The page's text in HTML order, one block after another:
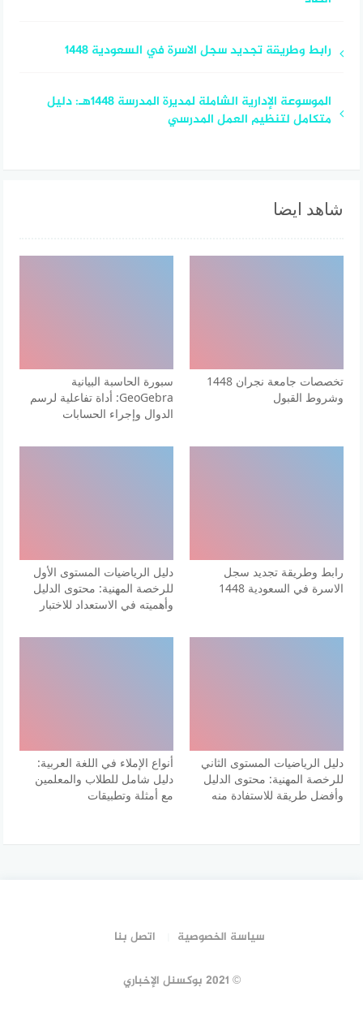
رابط وطريقة تجديد سجل الاسرة في السعودية 1448
الموسوعة الإدارية الشاملة لمديرة المدرسة 1448هـ: دليل
متكامل لتنظيم العمل المدرسي
شاهد ايضا
تخصصات جامعة نجران 1448
وشروط القبول
سبورة الحاسبة البيانية
GeoGebra: أداة تفاعلية لرسم
الدوال وإجراء الحسابات
رابط وطريقة تجديد سجل
الاسرة في السعودية 1448
دليل الرياضيات المستوى الأول
للرخصة المهنية: محتوى الدليل
وأهميته في الاستعداد للاختبار
دليل الرياضيات المستوى الثاني
للرخصة المهنية: محتوى الدليل
وأفضل طريقة للاستفادة منه
أنواع الإملاء في اللغة العربية:
دليل شامل للطلاب والمعلمين
مع أمثلة وتطبيقات
سياسة الخصوصية اتصل بنا
© 2021 بوكسنل الإخباري